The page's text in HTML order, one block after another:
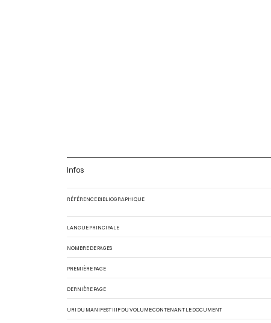
Infos
RÉFÉRENCE BIBLIOGRAPHIQUE
LANGUE PRINCIPALE
NOMBRE DE PAGES
PREMIÈRE PAGE
DERNIÈRE PAGE
URI DU MANIFEST IIIF DU VOLUME CONTENANT LE DOCUMENT